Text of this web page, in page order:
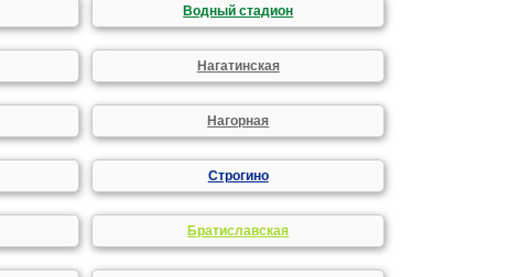
Водный стадион
Нагатинская
Нагорная
Строгино
Братиславская